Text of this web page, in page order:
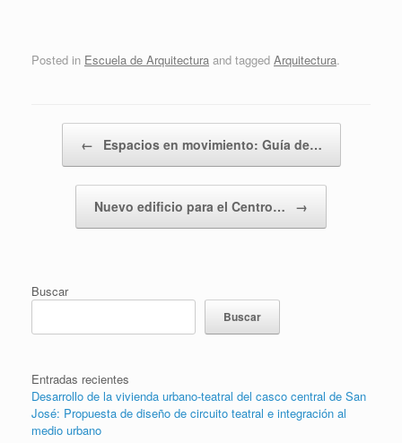
Posted in Escuela de Arquitectura and tagged Arquitectura.
← Espacios en movimiento: Guía de…
Nuevo edificio para el Centro… →
Buscar
Buscar
Entradas recientes
Desarrollo de la vivienda urbano-teatral del casco central de San
José: Propuesta de diseño de circuito teatral e integración al
medio urbano